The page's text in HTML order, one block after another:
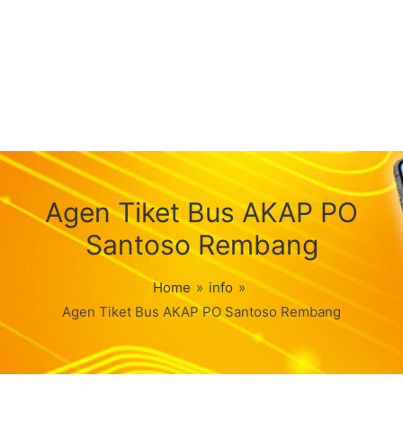
Agen Tiket Bus AKAP PO
Santoso Rembang
Home » info »
Agen Tiket Bus AKAP PO Santoso Rembang